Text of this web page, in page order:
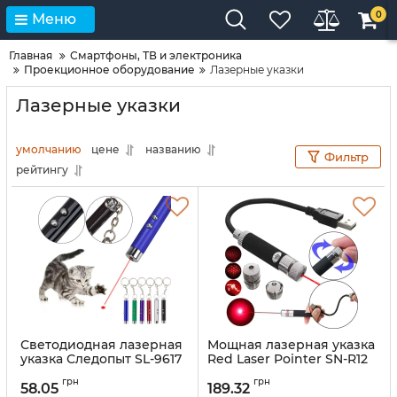
Меню 0
Главная
Смартфоны, ТВ и электроника
Проекционное оборудование
Лазерные указки
Лазерные указки
умолчанию цене
названию
рейтингу
Фильтр
Светодиодная лазерная
указка Следопыт SL-9617
брелоком от батареек,
58.05 грн
Мощная лазерная указка
Red Laser Pointer SN-R12
Светодиодный проектор
189.32 грн